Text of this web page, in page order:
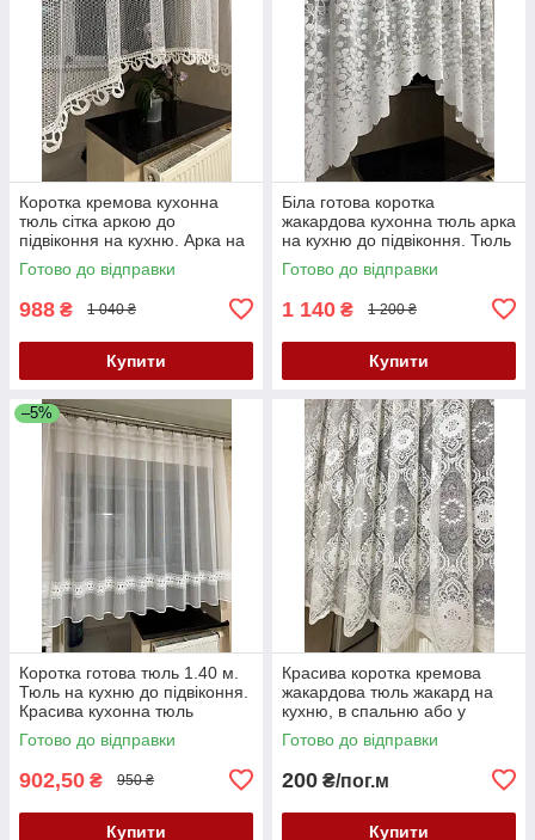
Коротка кремова кухонна
тюль сітка аркою до
підвіконня на кухню. Арка на
кухню
Готово до відправки
988 ₴ 1 040 ₴
Купити
Біла готова коротка
жакардова кухонна тюль арка
на кухню до підвіконня. Тюль
аркою
Готово до відправки
1 140 ₴ 1 200 ₴
Купити
–5%
Коротка готова тюль 1.40 м.
Тюль на кухню до підвіконня.
Красива кухонна тюль
Готово до відправки
902,50 ₴ 950 ₴
Купити
Красива коротка кремова
жакардова тюль жакард на
кухню, в спальню або у
вітальню до підвіконня
Готово до відправки
200 ₴/пог.м
Купити